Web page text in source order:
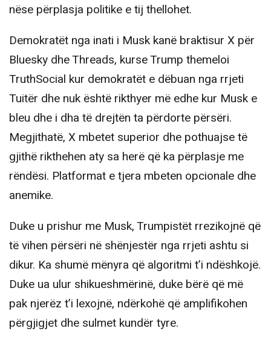
nëse përplasja politike e tij thellohet.
Demokratët nga inati i Musk kanë braktisur X për
Bluesky dhe Threads, kurse Trump themeloi
TruthSocial kur demokratët e dëbuan nga rrjeti
Tuitër dhe nuk është rikthyer më edhe kur Musk e
bleu dhe i dha të drejtën ta përdorte përsëri.
Megjithatë, X mbetet superior dhe pothuajse të
gjithë rikthehen aty sa herë që ka përplasje me
rëndësi. Platformat e tjera mbeten opcionale dhe
anemike.
Duke u prishur me Musk, Trumpistët rrezikojnë që
të vihen përsëri në shënjestër nga rrjeti ashtu si
dikur. Ka shumë mënyra që algoritmi t’i ndëshkojë.
Duke ua ulur shikueshmërinë, duke bërë që më
pak njerëz t’i lexojnë, ndërkohë që amplifikohen
përgjigjet dhe sulmet kundër tyre.